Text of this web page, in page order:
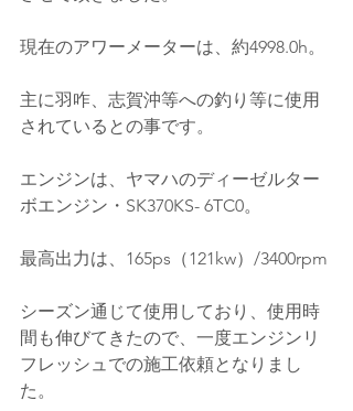
現在のアワーメーターは、約4998.0h。
主に羽咋、志賀沖等への釣り等に使用
されているとの事です。
エンジンは、ヤマハのディーゼルター
ボエンジン・SK370KS- 6TC0。
最高出力は、165ps（121kw）/3400rpm
シーズン通じて使用しており、使用時
間も伸びてきたので、一度エンジンリ
フレッシュでの施工依頼となりまし
た。